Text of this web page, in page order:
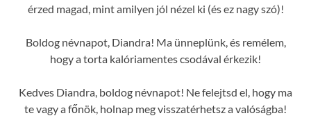
érzed magad, mint amilyen jól nézel ki (és ez nagy szó)!
Boldog névnapot, Diandra! Ma ünneplünk, és remélem,
hogy a torta kalóriamentes csodával érkezik!
Kedves Diandra, boldog névnapot! Ne felejtsd el, hogy ma
te vagy a főnök, holnap meg visszatérhetsz a valóságba!